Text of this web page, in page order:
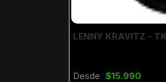
LENNY KRAVITZ -
Desde $15.990